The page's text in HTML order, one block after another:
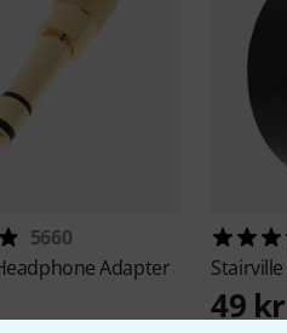
5660
Adapter
Stairville
49 kr